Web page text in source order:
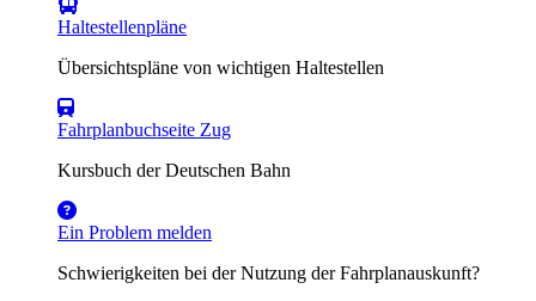
Haltestellenpläne
Übersichtspläne von wichtigen Haltestellen
Fahrplanbuchseite Zug
Kursbuch der Deutschen Bahn
Ein Problem melden
Schwierigkeiten bei der Nutzung der Fahrplanauskunft?